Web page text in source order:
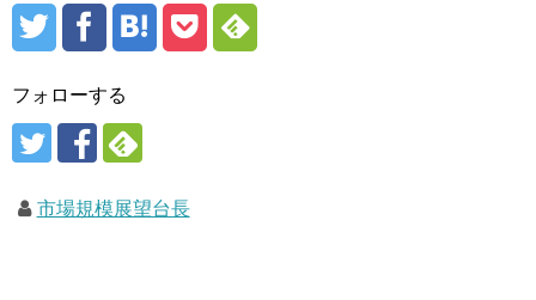
フォローする
市場規模展望台長